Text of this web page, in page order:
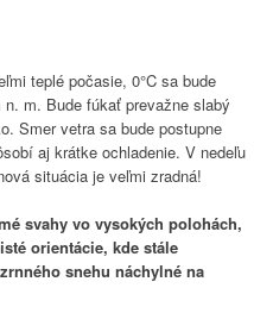
teplé počasie, 0°C sa bude
m. Bude fúkať prevažne slabý
Smer vetra sa bude postupne
aj krátke ochladenie. V nedeľu
situácia je veľmi zradná!
svahy vo vysokých polohách,
orientácie, kde stále
snehu náchylné na